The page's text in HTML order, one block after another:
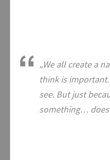
„We all create a
think is
see. But just
something…